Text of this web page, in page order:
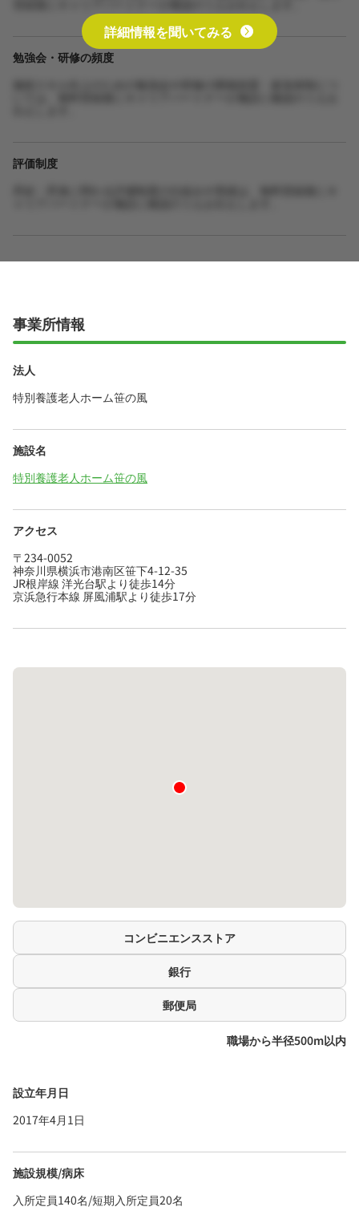
勉強会・研修の頻度
評価制度
詳細情報を聞いてみる
事業所情報
法人
特別養護老人ホーム笹の風
施設名
特別養護老人ホーム笹の風
アクセス
〒234-0052
神奈川県横浜市港南区笹下4-12-35
JR根岸線 洋光台駅より徒歩14分
京浜急行本線 屏風浦駅より徒歩17分
コンビニエンスストア
銀行
郵便局
職場から半径500m以内
設立年月日
2017年4月1日
施設規模/病床
入所定員140名/短期入所定員20名